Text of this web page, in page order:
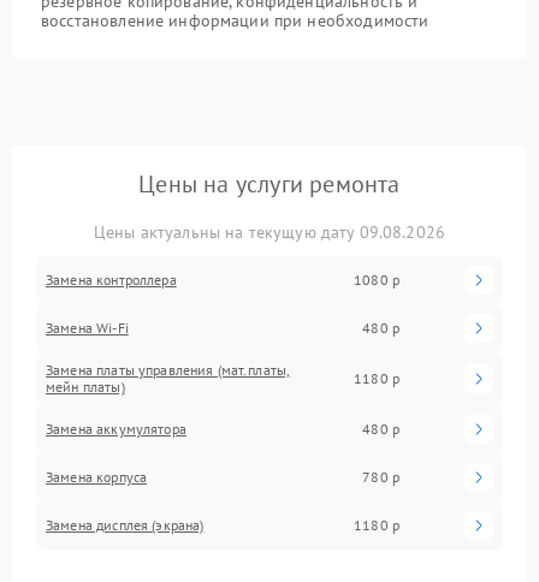
восстановление информации при необходимости
Цены на услуги ремонта
Цены актуальны на текущую дату 09.08.2026
Замена контроллера 1080 р
Замена Wi-Fi 480 р
Замена платы управления (мат.платы,
мейн платы)
1180 р
Замена аккумулятора 480 р
Замена корпуса 780 р
Замена дисплея (экрана) 1180 р